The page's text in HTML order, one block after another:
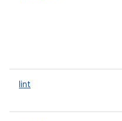
lint